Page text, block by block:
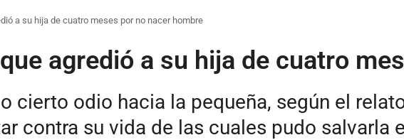
a su hija de cuatro meses por no nacer hombre
agredió a su hija de cuatro
cierto odio hacia la pequeña, según el
contra su vida de las cuales pudo salvarla